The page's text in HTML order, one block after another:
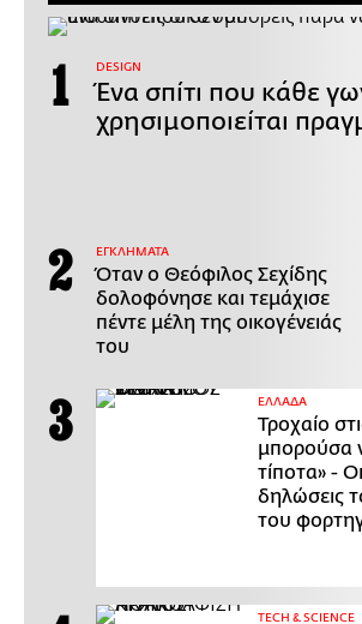
DESIGN
Ένα σπίτι που κάθε
χρησιμοποιείται
ΕΓΚΛΗΜΑΤΑ
Όταν ο Θεόφιλος Σεχίδης
δολοφόνησε και τεμάχισε
πέντε μέλη της οικογένειάς
του
ΕΛΛΑΔΑ
Τροχαίο
μπορούσα
τίποτα» -
δηλώσεις
του
ΤECH & SCIENCE